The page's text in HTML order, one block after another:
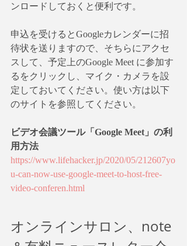
ンロードしておくと便利です。
申込を受けるとGoogleカレンダーに招
待状を送りますので、そちらにアクセ
スして、予定上のGoogle Meet に参加す
るをクリックし、マイク・カメラを設
定しておいてください。使い方は以下
のサイトを参照してください。
ビデオ会議ツール「Google Meet」の利
用方法
https://www.lifehacker.jp/2020/05/212607yo
u-can-now-use-google-meet-to-host-free-
video-conferen.html
オンラインサロン、note